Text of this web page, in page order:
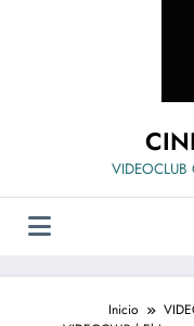
VIDEOCLUB
Inicio